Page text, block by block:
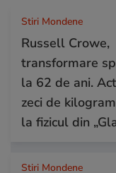
Stiri Mondene
Russell Crowe,
transformare
la 62 de ani.
zeci de
la fizicul din
Stiri Mondene